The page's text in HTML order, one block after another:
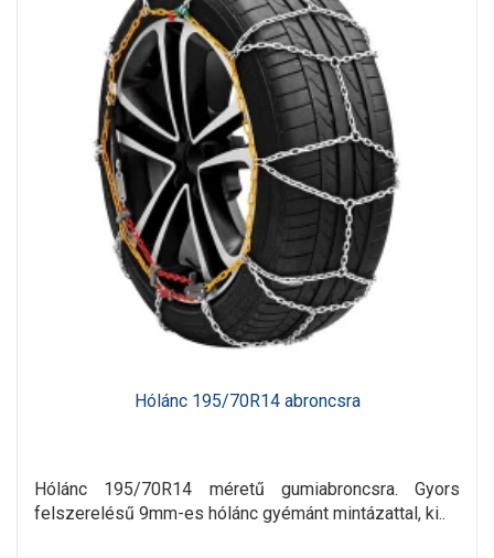
Hólánc 195/70R14 abroncsra
Hólánc 195/70R14 méretű gumiabroncsra. Gyors
felszerelésű 9mm-es hólánc gyémánt mintázattal, ki..